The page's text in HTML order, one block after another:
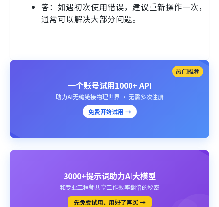
答：如遇初次使用错误，建议重新操作一次，
通常可以解决大部分问题。
热门推荐
一个账号试用1000+ API
助力AI无缝链接物理世界 · 无需多次注册
免费开始试用 →
3000+提示词助力AI大模型
和专业工程师共享工作效率翻倍的秘密
先免费试用、用好了再买 →